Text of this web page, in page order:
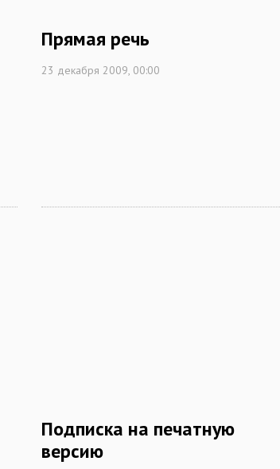
Прямая речь
23 декабря 2009, 00:00
Подписка на печатную
версию